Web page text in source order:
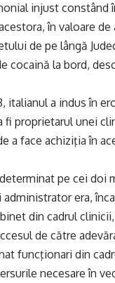
injust constând
în valoare de
de pe lângă
cocaină la bord,
italianul a indus în
proprietarul unei
a face achiziţia în
pe cei doi
era,
din cadrul
de către
funcţionari din
necesare în